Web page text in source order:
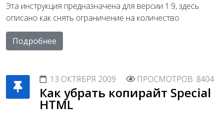
Эта инструкция предназначена для версии 1.9, здесь
описано как снять ограничение на количество
Подробнее
13 ОКТЯБРЯ 2009 ПРОСМОТРОВ: 8404
Как убрать копирайт Special
HTML